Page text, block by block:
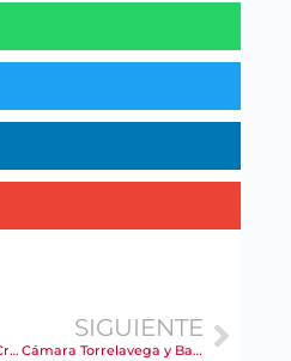
Cámara Torrelavega y Cruz Roja impulsarán la mentorización empresarial en programas de empleo
SIGUIENTE
Cámara Torrelavega y Banco Sabadell firman un convenio para aportar soluciones financieras a empresas y emprendedores